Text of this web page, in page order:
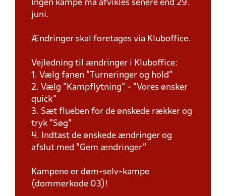
Ingen kampe må afvikles senere end 29.
juni.
Ændringer skal foretages via Kluboffice.
Vejledning til ændringer i Kluboffice:
1. Vælg fanen "Turneringer og hold"
2. Vælg "Kampflytning" - "Vores ønsker
quick"
3. Sæt flueben for de ønskede rækker og
tryk "Søg"
4. Indtast de ønskede ændringer og
afslut med "Gem ændringer"
Kampene er døm-selv-kampe
(dommerkode 03)!